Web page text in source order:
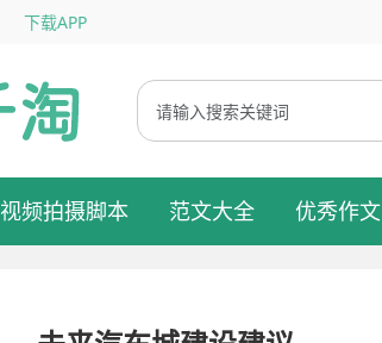
下载APP
视频拍摄脚本 范文大全 优秀作文